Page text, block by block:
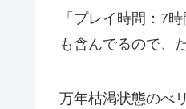
「プレイ時間：7
も含んでるので、
万年枯渇状態のべ